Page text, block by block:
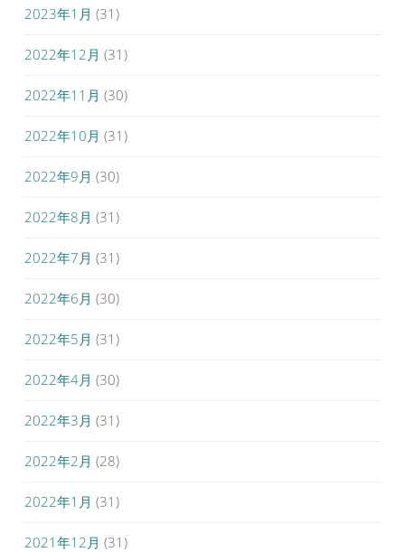
2023年1月 (31)
2022年12月 (31)
2022年11月 (30)
2022年10月 (31)
2022年9月 (30)
2022年8月 (31)
2022年7月 (31)
2022年6月 (30)
2022年5月 (31)
2022年4月 (30)
2022年3月 (31)
2022年2月 (28)
2022年1月 (31)
2021年12月 (31)